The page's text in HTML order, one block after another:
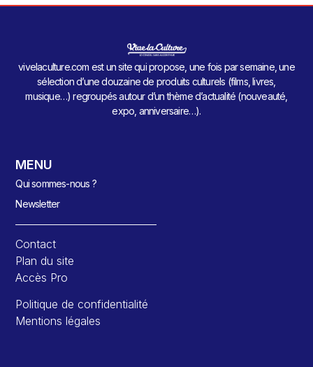
vivelaculture.com est un site qui propose, une fois par semaine, une
sélection d’une douzaine de produits culturels (films, livres,
musique…) regroupés autour d’un thème d’actualité (nouveauté,
expo, anniversaire…).
MENU
Qui sommes-nous ?
Newsletter
Contact
Plan du site
Accès Pro
Politique de confidentialité
Mentions légales